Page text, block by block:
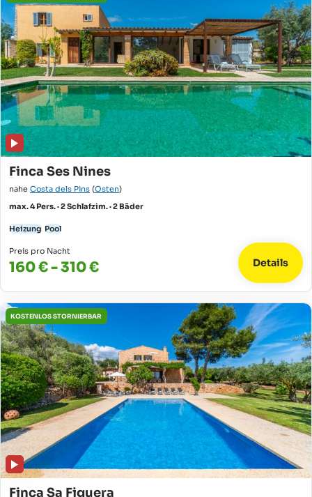
Finca Ses Nines
nahe Costa dels Pins (Osten)
max. 4 Pers. · 2 Schlafzim. · 2 Bäder
Heizung Pool
Preis pro Nacht
160 € - 310 € Details
KOSTENLOS STORNIERBAR
Finca Sa Figuera